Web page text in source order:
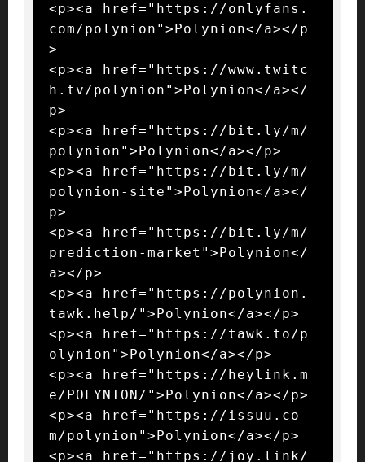
<p><a href="https://onlyfans.
com/polynion">Polynion</a></p
>
<p><a href="https://www.twitc
h.tv/polynion">Polynion</a></
p>
<p><a href="https://bit.ly/m/
polynion">Polynion</a></p>
<p><a href="https://bit.ly/m/
polynion-site">Polynion</a></
p>
<p><a href="https://bit.ly/m/
prediction-market">Polynion</
a></p>
<p><a href="https://polynion.
tawk.help/">Polynion</a></p>
<p><a href="https://tawk.to/p
olynion">Polynion</a></p>
<p><a href="https://heylink.m
e/POLYNION/">Polynion</a></p>
<p><a href="https://issuu.co
m/polynion">Polynion</a></p>
<p><a href="https://joy.link/